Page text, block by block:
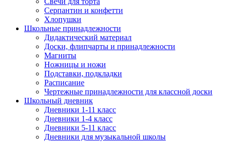
Серпантин и конфетти
Хлопушки
Школьные принадлежности
Дидактический материал
Доски, флипчарты и принадлежности
Магниты
Ножницы и ножи
Подставки, подкладки
Расписание
Чертежные принадлежности для классной доски
Школьный дневник
Дневники 1-11 класс
Дневники 1-4 класс
Дневники 5-11 класс
Дневники для музыкальной школы